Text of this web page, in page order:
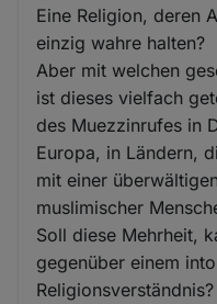
Eine Religion, deren
einzig wahre halten?
Aber mit welchen
ist dieses vielfach
des Muezzinrufes in
Europa, in Ländern,
mit einer
muslimischer
Soll diese Mehrheit,
gegenüber einem